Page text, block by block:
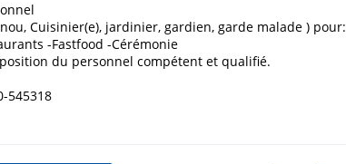
Cuisinier(e), jardinier, gardien, garde malade ) pour:
-Fastfood -Cérémonie
du personnel compétent et qualifié.
545318